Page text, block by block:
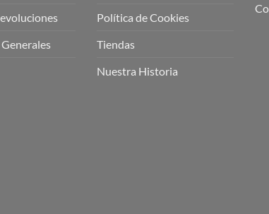
Política de Cookies
Tiendas
Nuestra Historia